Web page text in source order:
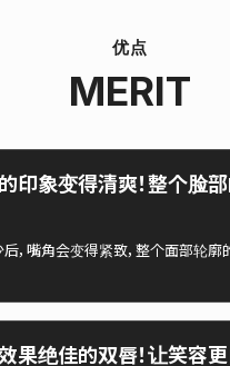
优点
MERIT
印象变得清爽！整个脸
，嘴角会变得紧致，整个面部轮
果绝佳的双唇！让笑容